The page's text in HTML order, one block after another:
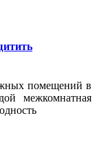
помещений в
межкомнатная